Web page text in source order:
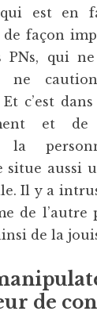
est en
façon
PNs, qui
ne
c’est
et de
situe aussi
Il y a
de l’autre
de la
de